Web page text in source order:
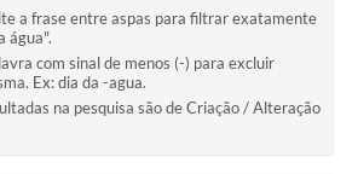
a frase entre aspas para filtrar exatamente
água".
com sinal de menos (-) para excluir
Ex: dia da -agua.
na pesquisa são de Criação / Alteração